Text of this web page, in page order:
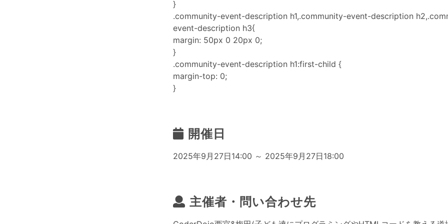
}
.community-event-description h1,.community-event-description
event-description h3{
margin: 50px 0 20px 0;
}
.community-event-description h1:first-child {
margin-top: 0;
}
開催日
2025年9月27日14:00 ～ 2025年9月27日18:00
主催者・問い合わせ先